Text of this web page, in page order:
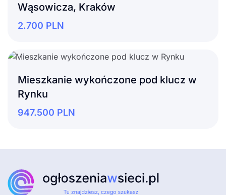
Wąsowicza, Kraków
2.700 PLN
Mieszkanie wykończone pod klucz w
Rynku
947.500 PLN